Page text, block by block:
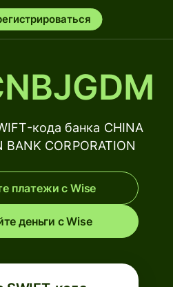
кода банка CHINA
BANK CORPORATION
платежи с Wise
деньги с Wise